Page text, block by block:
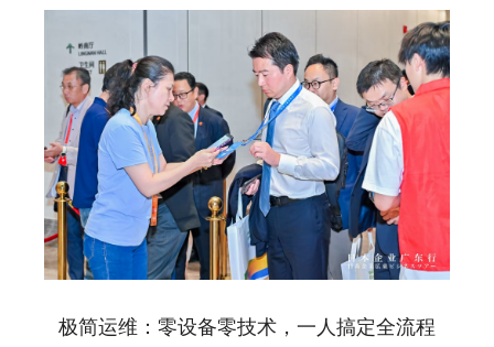
极简运维：零设备零技术，一人搞定全流程